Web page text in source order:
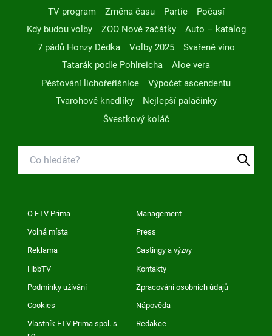
TV program
Změna času Partie
Počasí
Kdy budou volby
ZOO Nové začátky
Auto – katalog
7 pádů Honzy Dědka
Volby 2025
Svařené víno
Tatarák podle Pohlreicha
Aloe vera
Pěstování lichořeřišnice
Výpočet ascendentu
Tvarohové knedlíky
Nejlepší palačinky
Švestkový koláč
O FTV Prima Management
Volná místa Press
Reklama Castingy a výzvy
HbbTV Kontakty
Podmínky užívání Zpracování osobních údajů
Cookies Nápověda
Vlastník FTV Prima spol. s
Redakce